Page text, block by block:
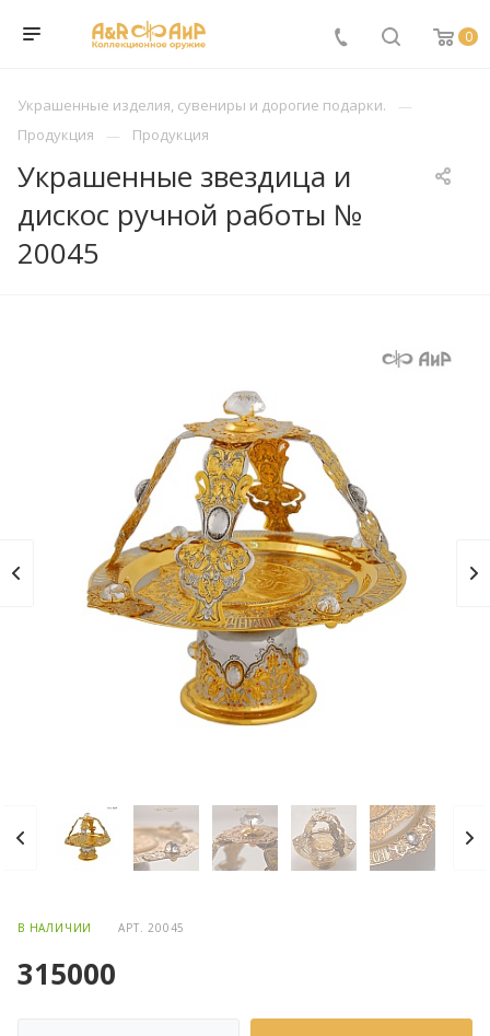
0
Украшенные изделия, сувениры и дорогие подарки.
Продукция
Продукция
Украшенные звездица и
дискос ручной работы №
20045
В НАЛИЧИИ АРТ.20045
315000